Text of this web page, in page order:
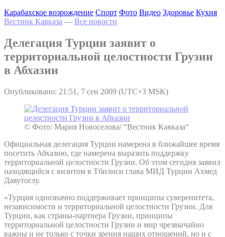
Карабахское возрождение Спорт Фото Видео Здоровье Кухня
Вестник Кавказа — Все новости
Делегация Турции заявит о
территориальной целостности Грузии
в Абхазии
Опубликовано: 21:51, 7 сен 2009 (UTC+3 MSK)
© Фото: Мария Новоселова/ “Вестник Кавказа“
Официальная делегация Турции намерена в ближайшее время
посетить Абхазию, где намерена выразить поддержку
территориальной целостности Грузии. Об этом сегодня заявил
находящийся с визитом в Тбилиси глава МИД Турции Ахмед
Давутоглу.
«Турция однозначно поддерживает принципы суверенитета,
независимости и территориальной целостности Грузии. Для
Турции, как страны-партнера Грузии, принципы
территориальной целостности Грузии и мир чрезвычайно
важны и не только с точки зрения наших отношений, но и с